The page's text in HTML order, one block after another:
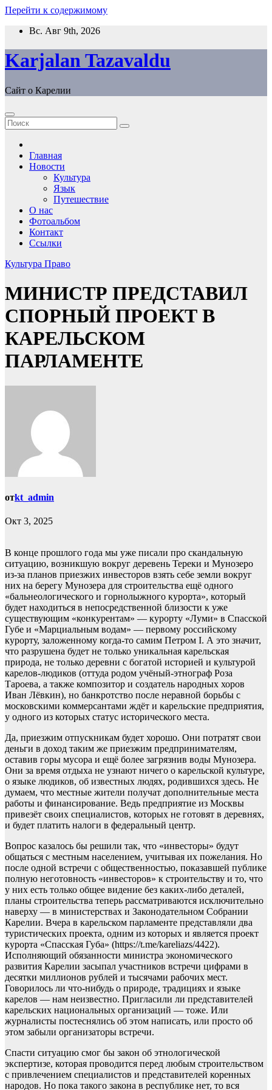
Перейти к содержимому
Вс. Авг 9th, 2026
Karjalan Tazavaldu
Сайт о Карелии
Главная
Новости
Культура
Язык
Путешествие
О нас
Фотоальбом
Контакт
Ссылки
Культура Право
МИНИСТР ПРЕДСТАВИЛ
СПОРНЫЙ ПРОЕКТ В
КАРЕЛЬСКОМ
ПАРЛАМЕНТЕ
отkt_admin
Окт 3, 2025
В конце прошлого года мы уже писали про скандальную
ситуацию, возникшую вокруг деревень Тереки и Мунозеро
из-за планов приезжих инвесторов взять себе земли вокруг
них на берегу Мунозера для строительства ещё одного
«бальнеологического и горнолыжного курорта», который
будет находиться в непосредственной близости к уже
существующим «конкурентам» — курорту «Луми» в Спасской
Губе и «Марциальным водам» — первому российскому
курорту, заложенному когда-то самим Петром I. А это значит,
что разрушена будет не только уникальная карельская
природа, не только деревни с богатой историей и культурой
карелов-людиков (оттуда родом учёный-этнограф Роза
Тароева, а также композитор и создатель народных хоров
Иван Лёвкин), но банкротство после неравной борьбы с
московскими коммерсантами ждёт и карельские предприятия,
у одного из которых статус исторического места.
Да, приезжим отпускникам будет хорошо. Они потратят свои
деньги в доход таким же приезжим предпринимателям,
оставив горы мусора и ещё более загрязнив воды Мунозера.
Они за время отдыха не узнают ничего о карельской культуре,
о языке людиков, об известных людях, родившихся здесь. Не
думаем, что местные жители получат дополнительные места
работы и финансирование. Ведь предприятие из Москвы
привезёт своих специалистов, которых не готовят в деревнях,
и будет платить налоги в федеральный центр.
Вопрос казалось бы решили так, что «инвесторы» будут
общаться с местным населением, учитывая их пожелания. Но
после одной встречи с общественностью, показавшей публике
полную неготовность «инвесторов» к строительству и то, что
у них есть только общее видение без каких-либо деталей,
планы строительства теперь рассматриваются исключительно
наверху — в министерствах и Законодательном Собрании
Карелии. Вчера в карельском парламенте представляли два
туристических проекта, одним из которых и является проект
курорта «Спасская Губа» (https://t.me/kareliazs/4422).
Исполняющий обязанности министра экономического
развития Карелии засыпал участников встречи цифрами в
десятки миллионов рублей и тысячами рабочих мест.
Говорилось ли что-нибудь о природе, традициях и языке
карелов — нам неизвестно. Пригласили ли представителей
карельских национальных организаций — тоже. Или
журналисты постеснялись об этом написать, или просто об
этом забыли организаторы встречи.
Спасти ситуацию смог бы закон об этнологической
экспертизе, которая проводится перед любым строительством
с привлечением специалистов и представителей коренных
народов. Но пока такого закона в республике нет, то вся